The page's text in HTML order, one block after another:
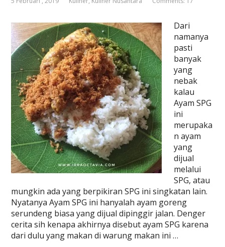
Dari
namanya
pasti
banyak
yang
nebak
kalau
Ayam SPG
ini
merupaka
n ayam
yang
dijual
melalui
SPG, atau
mungkin ada yang berpikiran SPG ini singkatan lain.
Nyatanya Ayam SPG ini hanyalah ayam goreng
serundeng biasa yang dijual dipinggir jalan. Denger
cerita sih kenapa akhirnya disebut ayam SPG karena
dari dulu yang makan di warung makan ini …